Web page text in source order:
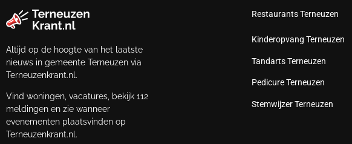
Altijd op de hoogte van het laatste
nieuws in gemeente Terneuzen via
Terneuzenkrant.nl.
Vind woningen, vacatures, bekijk 112
meldingen en zie wanneer
evenementen plaatsvinden op
Terneuzenkrant.nl.
Restaurants Terneuzen
Kinderopvang Terneuzen
Tandarts Terneuzen
Pedicure Terneuzen
Stemwijzer Terneuzen